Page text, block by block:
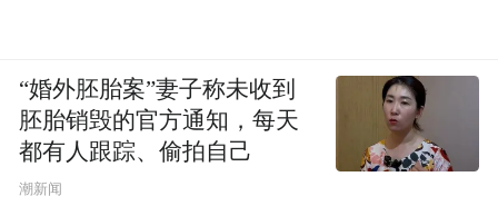
“婚外胚胎案”妻子称未收到
胚胎销毁的官方通知，每天
都有人跟踪、偷拍自己
潮新闻